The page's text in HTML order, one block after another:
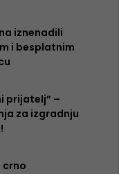
iznenadili
i besplatnim
prijatelj” –
za izgradnju
crno